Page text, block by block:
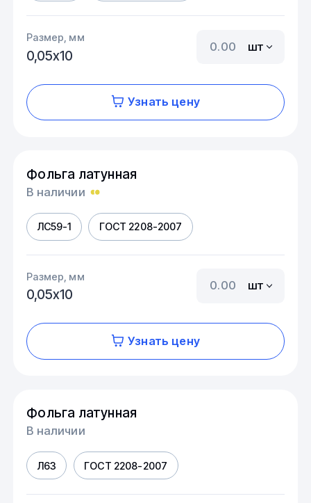
Размер, мм
0,05х10
шт
Узнать цену
Фольга латунная
В наличии
ЛС59-1 ГОСТ 2208-2007
Размер, мм
0,05х10
шт
Узнать цену
Фольга латунная
В наличии
Л63 ГОСТ 2208-2007